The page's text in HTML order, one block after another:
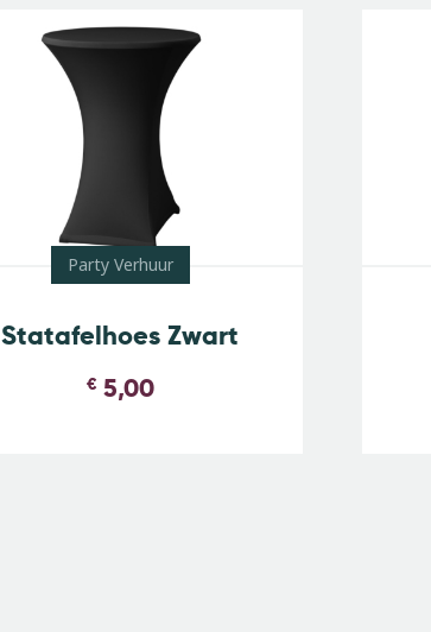
Party Verhuur
Statafelhoes Zwart
€ 5,00